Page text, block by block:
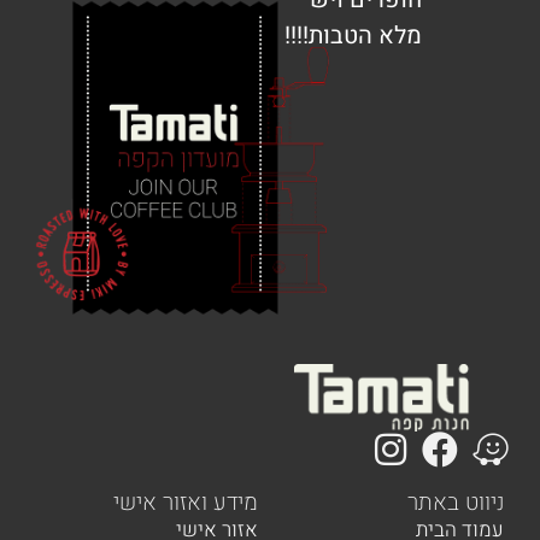
מלא הטבות!!!!
באתר מידע ואזור אישי
אזור אישי